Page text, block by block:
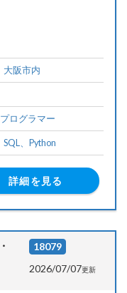
大阪市内
プログラマー
SQL、 Python
詳細を見る
18079
2026/07/07更新